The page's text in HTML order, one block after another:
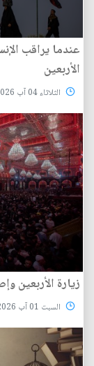
عندما يراقب
الأربعين
الثلاثاء 04 آب 2026
زيارة الأربعين
السبت 01 آب 2026